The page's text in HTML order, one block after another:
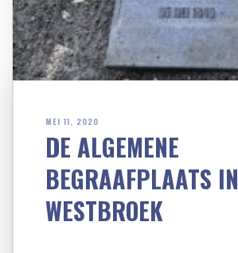
MEI 11, 2020
DE ALGEMENE
BEGRAAFPLAATS IN
WESTBROEK